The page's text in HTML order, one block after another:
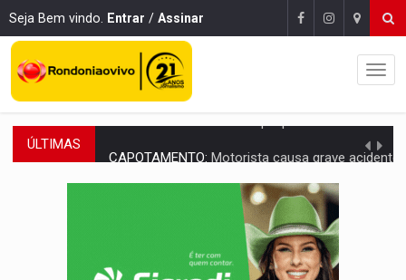
Seja Bem vindo. Entrar / Assinar
ÚLTIMAS Motorista causa grave acidente com HR-V e
VÍDEO:Falso vendedor de salgados é preso por tráfico de drogas
BATATA-DOCE E FRANGO: Faça esse escondidinho e me
BARREIRA NATURAL: Desmate da Amazônia corta chuvas no Sul e ameaça